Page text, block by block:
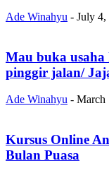
Ade Winahyu - July 4,
Mau buka
pinggir jalan/
Ade Winahyu - March
Kursus Online
Bulan Puasa